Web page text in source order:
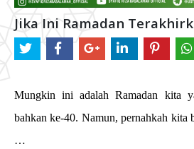
Jika Ini Ramadan
Mungkin ini adalah Ramadan kita
bahkan ke-40. Namun, pernahkah kita
…